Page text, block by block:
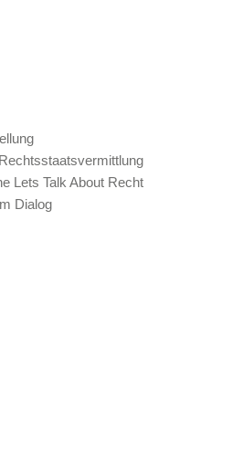
Lets Talk About Recht
Dialog